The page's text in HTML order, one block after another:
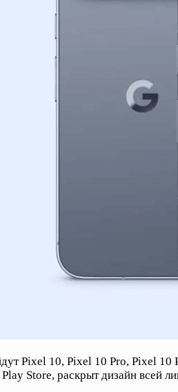
Pixel 10, Pixel 10 Pro, Pixel
Store, раскрыт дизайн всей